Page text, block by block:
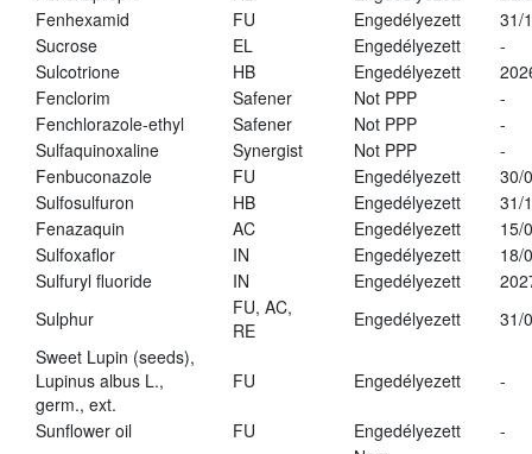
Fenhexamid
FU Engedélyezett
31/
Sucrose
EL Engedélyezett
-
Sulcotrione
HB Engedélyezett
Fenclorim
Safener Not PPP
-
Fenchlorazole-ethyl
Safener Not PPP
-
Sulfaquinoxaline
Synergist Not PPP
-
Fenbuconazole
FU Engedélyezett
30/
Sulfosulfuron
HB Engedélyezett
31/
Fenazaquin
AC Engedélyezett
15/
Sulfoxaflor
IN Engedélyezett
18/
Sulfuryl fluoride
IN Engedélyezett
Sulphur
FU, AC,
RE
Engedélyezett
31/
Sweet Lupin (seeds),
Lupinus albus L.,
germ., ext.
FU Engedélyezett -
Sunflower oil FU Engedélyezett
-